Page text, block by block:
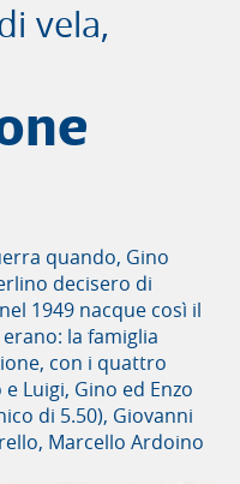
vela,
quando, Gino
decisero di
1949 nacque così il
la famiglia
con i quattro
Luigi, Gino ed Enzo
di 5.50), Giovanni
Marcello Ardoino